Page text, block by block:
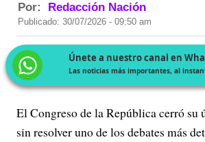
Por: Redacción Nación
Publicado: 30/07/2026 - 09:50 am
Únete a nuestro canal en
Las noticias más importantes, al
El Congreso de la República cerró
sin resolver uno de los debates más